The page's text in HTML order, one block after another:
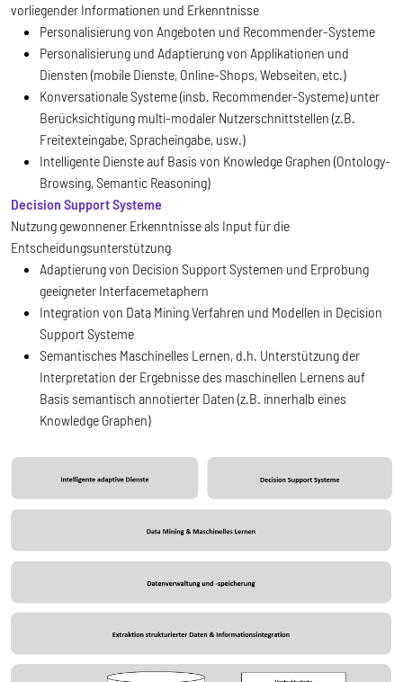
vorliegender Informationen und Erkenntnisse
Personalisierung von Angeboten und Recommender-Systeme
Personalisierung und Adaptierung von Applikationen und
Diensten (mobile Dienste, Online-Shops, Webseiten, etc.)
Konversationale Systeme (insb. Recommender-Systeme) unter
Berücksichtigung multi-modaler Nutzerschnittstellen (z.B.
Freitexteingabe, Spracheingabe, usw.)
Intelligente Dienste auf Basis von Knowledge Graphen (Ontology-
Browsing, Semantic Reasoning)
Decision Support Systeme
Nutzung gewonnener Erkenntnisse als Input für die
Entscheidungsunterstützung
Adaptierung von Decision Support Systemen und Erprobung
geeigneter Interfacemetaphern
Integration von Data Mining Verfahren und Modellen in Decision
Support Systeme
Semantisches Maschinelles Lernen, d.h. Unterstützung der
Interpretation der Ergebnisse des maschinellen Lernens auf
Basis semantisch annotierter Daten (z.B. innerhalb eines
Knowledge Graphen)